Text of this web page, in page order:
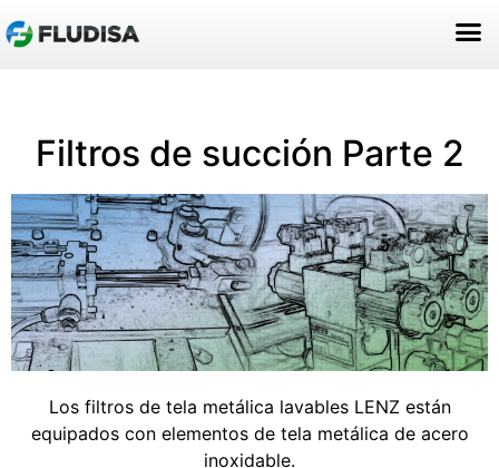
Filtros de succión Parte 2
Los filtros de tela metálica lavables LENZ están
equipados con elementos de tela metálica de acero
inoxidable.